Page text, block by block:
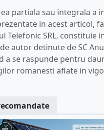
partiala sau integrala a
in acest articol,
Telefonic SRL, constituie
autor detinute de SC
a se raspunde pentru
romanesti aflate in